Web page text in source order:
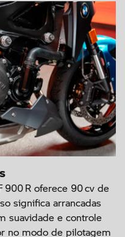
900 R oferece 90 cv de
significa arrancadas
suavidade e controle
no modo de pilotagem